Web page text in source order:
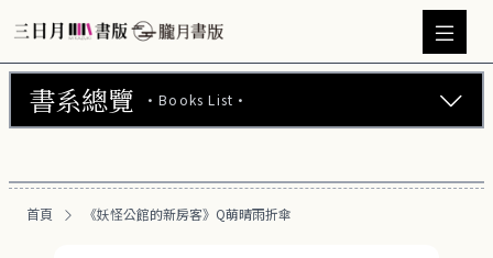
書系總覽 ·Books List·
朧月書版 (275)
首頁 《妖怪公館的新房客》Q萌晴雨折傘